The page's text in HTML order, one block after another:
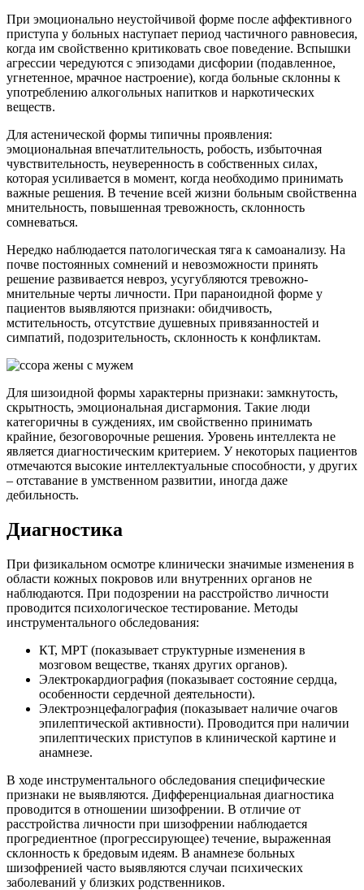
При эмоционально неустойчивой форме после аффективного
приступа у больных наступает период частичного равновесия,
когда им свойственно критиковать свое поведение. Вспышки
агрессии чередуются с эпизодами дисфории (подавленное,
угнетенное, мрачное настроение), когда больные склонны к
употреблению алкогольных напитков и наркотических
веществ.
Для астенической формы типичны проявления:
эмоциональная впечатлительность, робость, избыточная
чувствительность, неуверенность в собственных силах,
которая усиливается в момент, когда необходимо принимать
важные решения. В течение всей жизни больным свойственна
мнительность, повышенная тревожность, склонность
сомневаться.
Нередко наблюдается патологическая тяга к самоанализу. На
почве постоянных сомнений и невозможности принять
решение развивается невроз, усугубляются тревожно-
мнительные черты личности. При параноидной форме у
пациентов выявляются признаки: обидчивость,
мстительность, отсутствие душевных привязанностей и
симпатий, подозрительность, склонность к конфликтам.
Для шизоидной формы характерны признаки: замкнутость,
скрытность, эмоциональная дисгармония. Такие люди
категоричны в суждениях, им свойственно принимать
крайние, безоговорочные решения. Уровень интеллекта не
является диагностическим критерием. У некоторых пациентов
отмечаются высокие интеллектуальные способности, у других
– отставание в умственном развитии, иногда даже
дебильность.
Диагностика
При физикальном осмотре клинически значимые изменения в
области кожных покровов или внутренних органов не
наблюдаются. При подозрении на расстройство личности
проводится психологическое тестирование. Методы
инструментального обследования:
КТ, МРТ (показывает структурные изменения в
мозговом веществе, тканях других органов).
Электрокардиография (показывает состояние сердца,
особенности сердечной деятельности).
Электроэнцефалография (показывает наличие очагов
эпилептической активности). Проводится при наличии
эпилептических приступов в клинической картине и
анамнезе.
В ходе инструментального обследования специфические
признаки не выявляются. Дифференциальная диагностика
проводится в отношении шизофрении. В отличие от
расстройства личности при шизофрении наблюдается
прогредиентное (прогрессирующее) течение, выраженная
склонность к бредовым идеям. В анамнезе больных
шизофренией часто выявляются случаи психических
заболеваний у близких родственников.